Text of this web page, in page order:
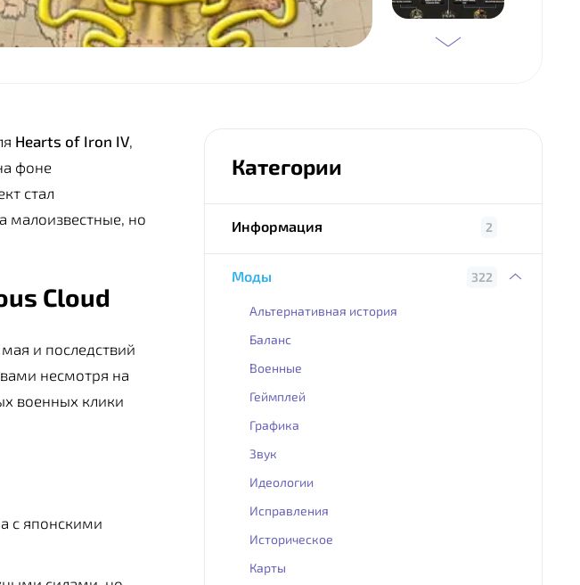
Hearts of Iron IV,
фоне
стал
малоизвестные, но
Cloud
и последствий
несмотря на
военных клики
с японскими
Категории
Информация 2
Моды 322
Альтернативная история
Баланс
Военные
Геймплей
Графика
Звук
Идеологии
Исправления
Историческое
Карты